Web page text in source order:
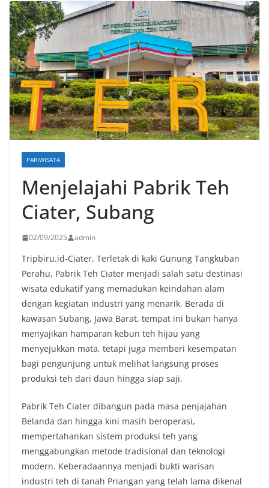
PARIWISATA
Menjelajahi Pabrik Teh
Ciater, Subang
02/09/2025 admin
Tripbiru.id-Ciater, Terletak di kaki Gunung Tangkuban
Perahu, Pabrik Teh Ciater menjadi salah satu destinasi
wisata edukatif yang memadukan keindahan alam
dengan kegiatan industri yang menarik. Berada di
kawasan Subang, Jawa Barat, tempat ini bukan hanya
menyajikan hamparan kebun teh hijau yang
menyejukkan mata, tetapi juga memberi kesempatan
bagi pengunjung untuk melihat langsung proses
produksi teh dari daun hingga siap saji.
Pabrik Teh Ciater dibangun pada masa penjajahan
Belanda dan hingga kini masih beroperasi,
mempertahankan sistem produksi teh yang
menggabungkan metode tradisional dan teknologi
modern. Keberadaannya menjadi bukti warisan
industri teh di tanah Priangan yang telah lama dikenal